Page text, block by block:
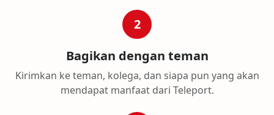
2
Bagikan dengan teman
Kirimkan ke teman, kolega, dan siapa pun yang akan
mendapat manfaat dari Teleport.